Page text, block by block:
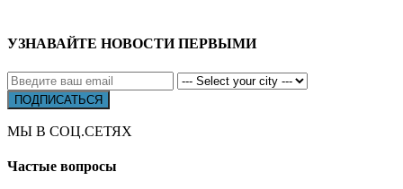
УЗНАВАЙТЕ НОВОСТИ ПЕРВЫМИ
МЫ В СОЦ.СЕТЯХ
Частые вопросы